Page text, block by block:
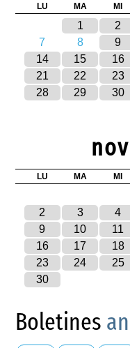
LU MA MI
1 2
7
8 9
14
15 16
21
22 23
28
29 30
LU MA MI
2
3 4
9
10 11
16
17 18
23
24 25
30
Boletines